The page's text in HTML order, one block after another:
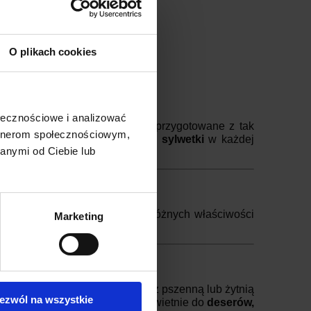
O plikach cookies
i analizować
społecznościowym,
od Ciebie lub
Marketing
na wszystkie
produkty takie jak
przygotowane z tak
i przełożą się napoprawę sylwetki w każdej
pozwoli skorzystać z różnych właściwości
jeśli nie mieszamy ich z pszenną lub żytnią
;)Za to nadadzą się one świetnie do deserów,